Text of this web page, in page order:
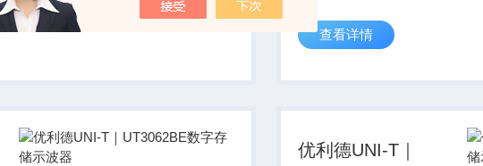
LCD、64K，彩色
查看详情
优利德UNI-T｜